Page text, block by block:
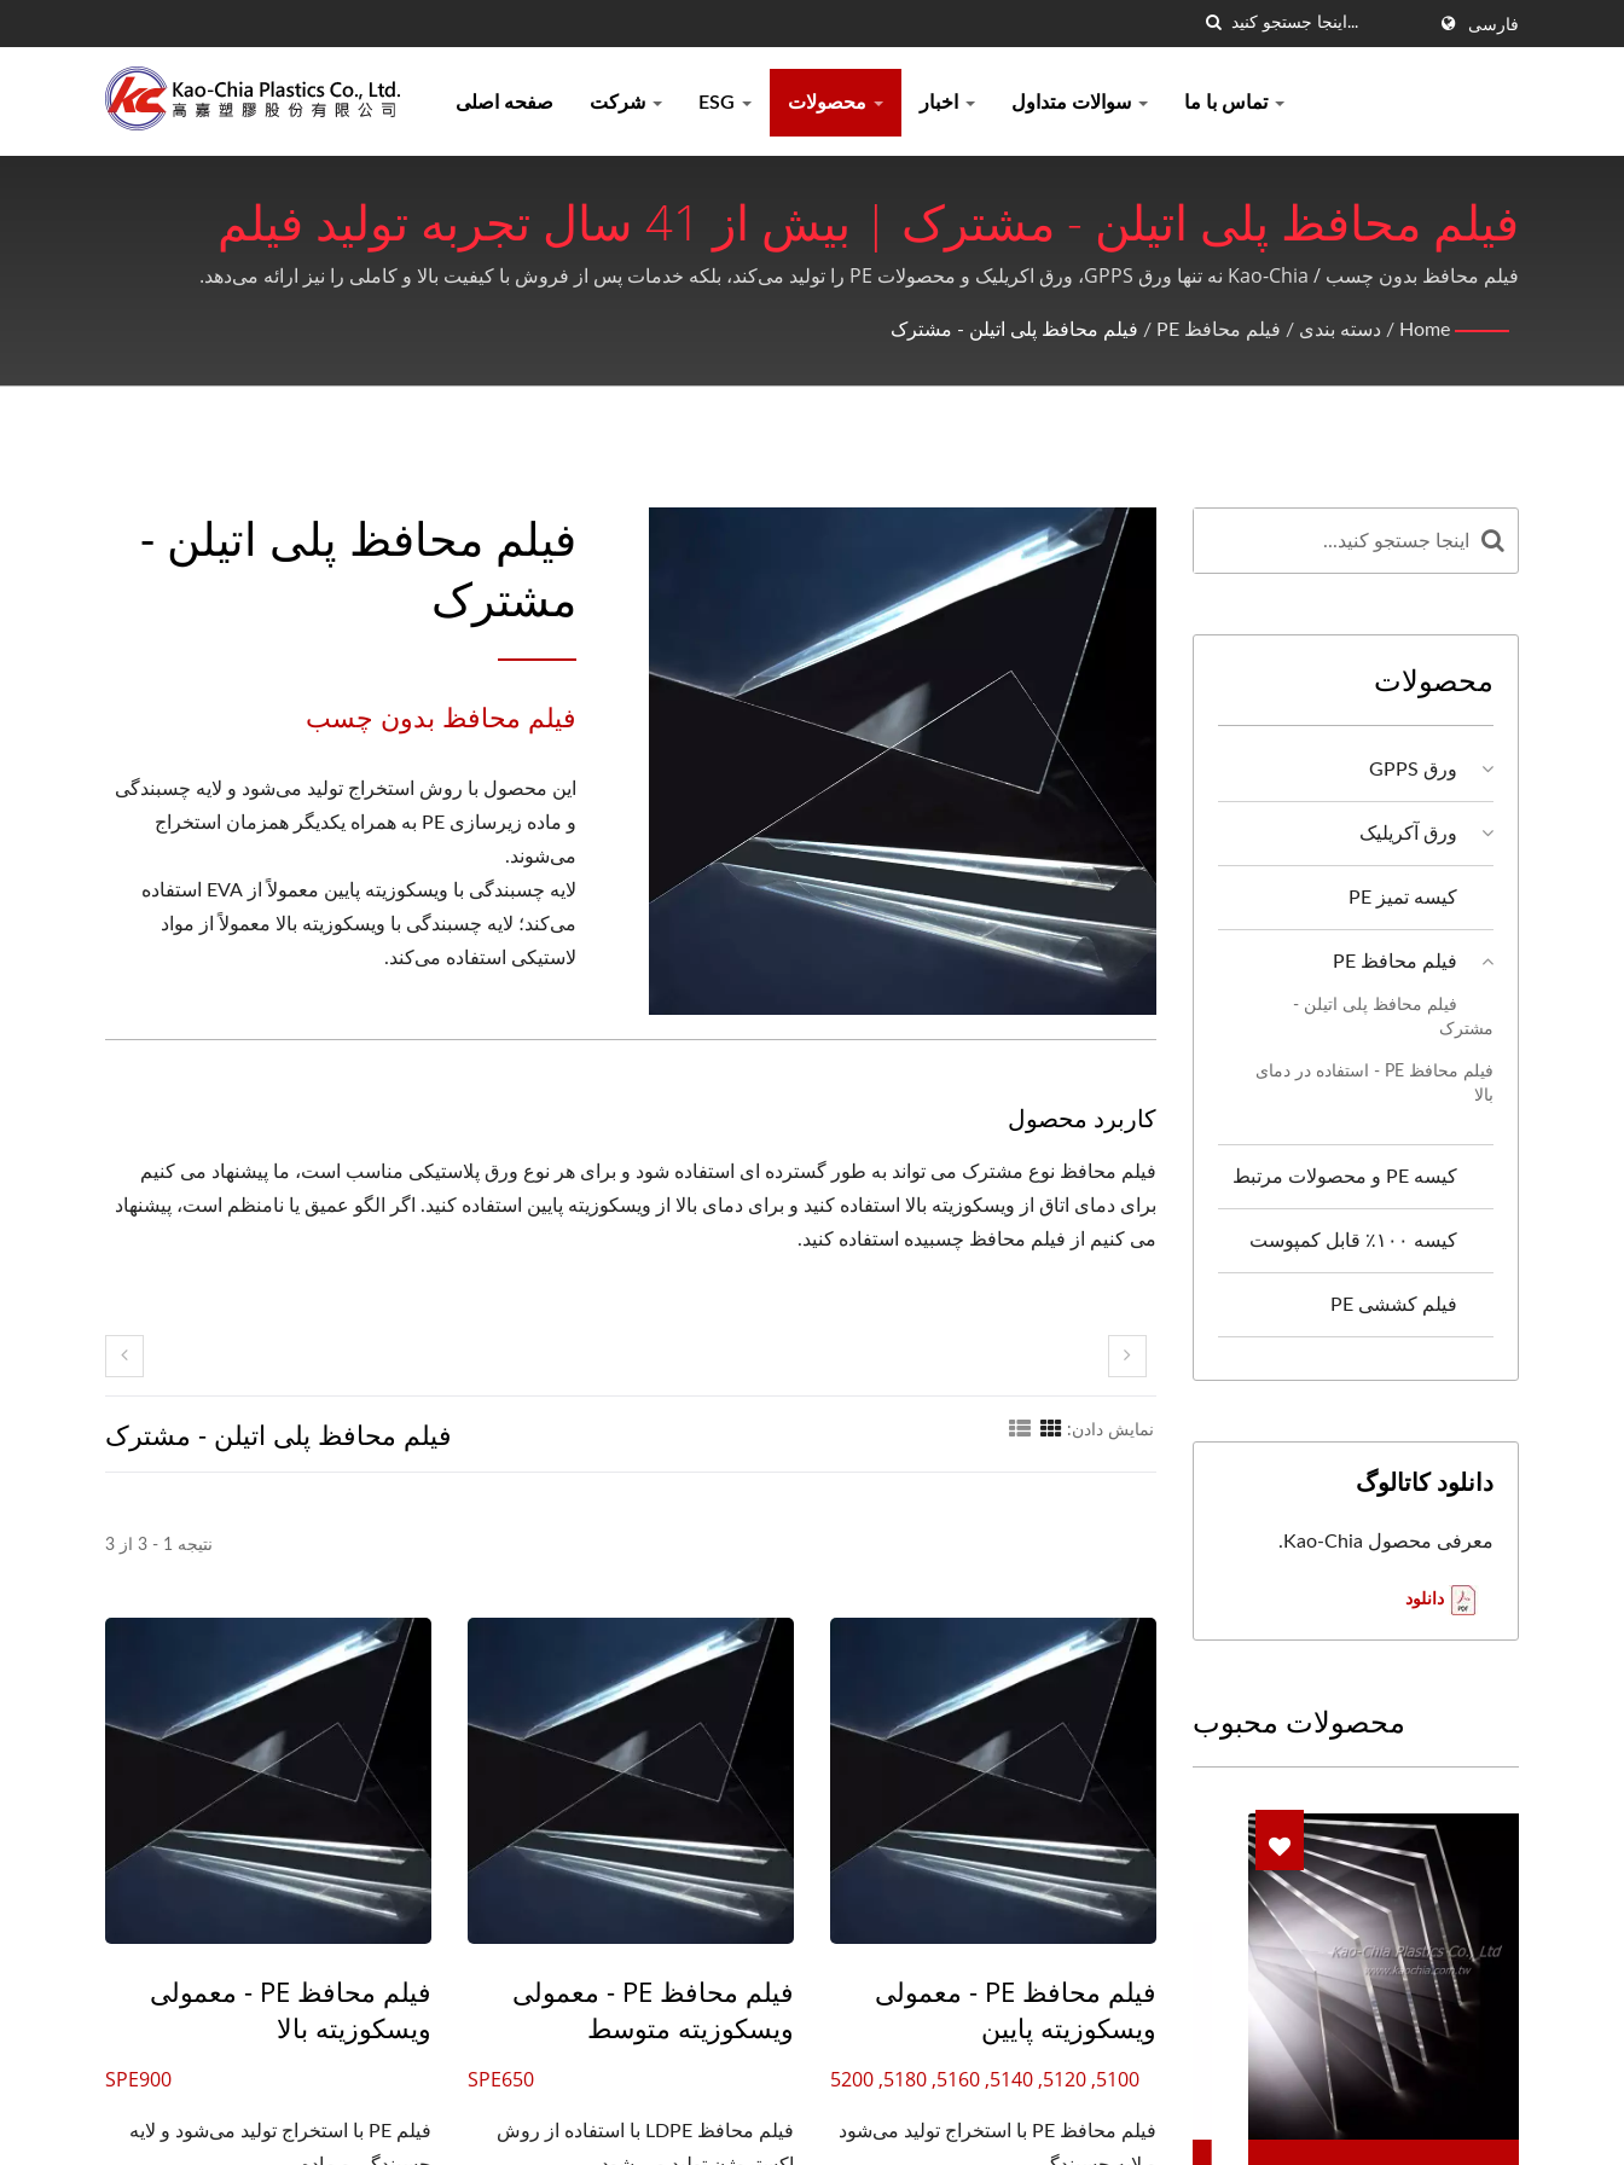
فارسی
صفحه اصلی ESG تماس با ما
فیلم محافظ پلی اتیلن - مشترک | بیش از 41 سال تجربه تولید فیلم
پرتابل PE ، شیت GPPS و فناوری استخراج شیت آکریلیک | Kao-Chia
Plastics Co., Ltd.
فیلم محافظ بدون چسب / Kao-Chia نه تنها ورق GPPS، ورق اکریلیک و محصولات PE را تولید می‌کند، بلکه خدمات پس از فروش با کیفیت بالا و کاملی را نیز ارائه می‌دهد.
Home
/ دسته بندی / فیلم محافظ PE / فیلم محافظ پلی اتیلن - مشترک
فیلم محافظ پلی اتیلن -
مشترک
فیلم محافظ بدون چسب
این محصول با روش استخراج تولید می‌شود و لایه چسبندگی
و ماده زیرسازی PE به همراه یکدیگر همزمان استخراج
می‌شوند.
لایه چسبندگی با ویسکوزیته پایین معمولاً از EVA استفاده
می‌کند؛ لایه چسبندگی با ویسکوزیته بالا معمولاً از مواد
لاستیکی استفاده می‌کند.
کاربرد محصول
فیلم محافظ نوع مشترک می تواند به طور گسترده ای استفاده شود و برای هر نوع ورق پلاستیکی مناسب است، ما پیشنهاد می کنیم
برای دمای اتاق از ویسکوزیته بالا استفاده کنید و برای دمای بالا از ویسکوزیته پایین استفاده کنید. اگر الگو عمیق یا نامنظم است، پیشنهاد
می کنیم از فیلم محافظ چسبیده استفاده کنید.
فیلم محافظ پلی اتیلن - مشترک نمایش دادن:
نتیجه 1 - 3 از 3
فیلم محافظ PE - معمولی
ویسکوزیته پایین
5100, 5120, 5140, 5160, 5180, 5200
فیلم محافظ PE با استخراج تولید می‌شود
فیلم محافظ PE - معمولی
ویسکوزیته متوسط
SPE650
فیلم محافظ LDPE با استفاده از روش
فیلم محافظ PE - معمولی
ویسکوزیته بالا
SPE900
فیلم PE با استخراج تولید می‌شود و لایه
محصولات
ورق GPPS
ورق آکریلیک
کیسه تمیز PE
فیلم محافظ PE
فیلم محافظ پلی اتیلن -
مشترک
فیلم محافظ PE - استفاده در دمای
بالا
کیسه PE و محصولات مرتبط
کیسه ۱۰۰٪ قابل کمپوست
فیلم کششی PE
دانلود کاتالوگ
معرفی محصول Kao-Chia.
دانلود
محصولات محبوب